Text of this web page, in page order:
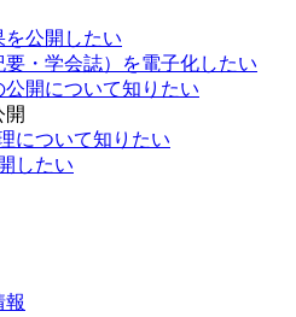
を公開したい
要・学会誌）を電子化したい
公開について知りたい
開
について知りたい
したい
報